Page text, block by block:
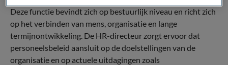
Deze functie bevindt zich op bestuurlijk niveau en richt zich
op het verbinden van mens, organisatie en lange
termijnontwikkeling. De HR-directeur zorgt ervoor dat
personeelsbeleid aansluit op de doelstellingen van de
organisatie en op actuele uitdagingen zoals